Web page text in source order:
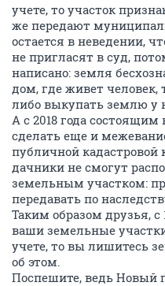
учете, то участок
же передают
остается в неведении,
не пригласят в суд,
написано: земля
дом, где живет
либо выкупать землю у
А с 2018 года
сделать еще и
публичной кадастровой
дачники не смогут
земельным участком:
передавать по
Таким образом друзья, с
ваши земельные
учете, то вы лишитесь
об этом.
Поспешите, ведь Новый